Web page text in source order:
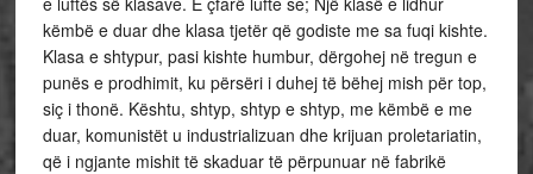
këmbë e duar dhe klasa tjetër që godiste me sa fuqi kishte.
Klasa e shtypur, pasi kishte humbur, dërgohej në tregun e
punës e prodhimit, ku përsëri i duhej të bëhej mish për top,
siç i thonë. Kështu, shtyp, shtyp e shtyp, me këmbë e me
duar, komunistët u industrializuan dhe krijuan proletariatin,
që i ngjante mishit të skaduar të përpunuar në fabrikë